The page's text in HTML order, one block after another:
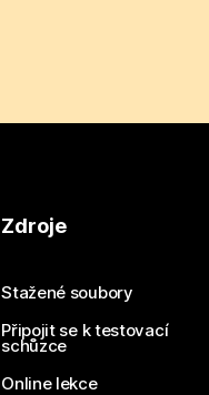
Zdroje
Stažené soubory
Připojit se k testovací
schůzce
Online lekce